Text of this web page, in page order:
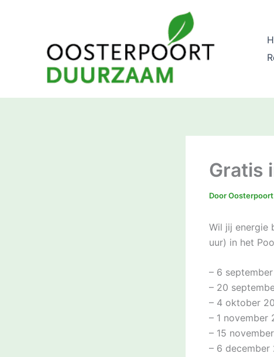
Gratis
DoorOosterpoort
Wil jij energie
uur) in het
– 6
– 20
– 4 oktober
– 1 november
– 15
– 6 december